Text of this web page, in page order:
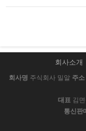
회사소개
회사명 주식회사 밀알 주소
대표 김면
통신판